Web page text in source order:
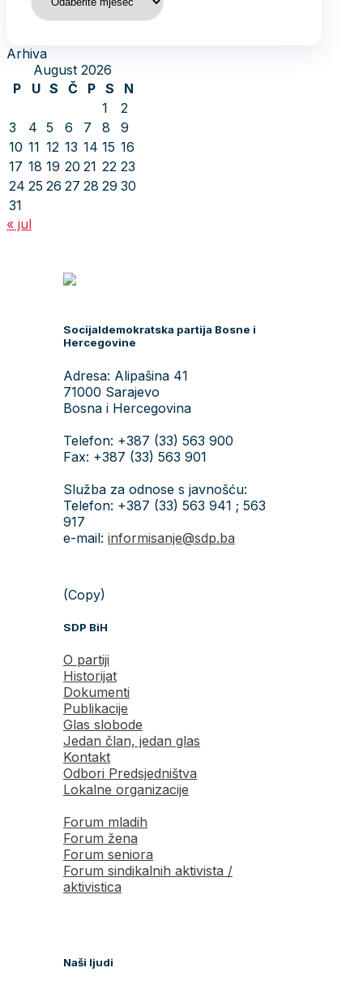
Arhiva
August 2026
P
U S Č P S
N
1
2
3
4 5 6 7 8
9
10 11 12 13 14 15 16
17 18 19 20 21 22 23
24 25 26 27 28 29 30
31
« jul
Socijaldemokratska partija Bosne i
Hercegovine
Adresa: Alipašina 41
71000 Sarajevo
Bosna i Hercegovina
Telefon: +387 (33) 563 900
Fax: +387 (33) 563 901
Služba za odnose s javnošću:
Telefon: +387 (33) 563 941 ; 563
917
e-mail: informisanje@sdp.ba
(Copy)
SDP BiH
O partiji
Historijat
Dokumenti
Publikacije
Glas slobode
Jedan član, jedan glas
Kontakt
Odbori Predsjedništva
Lokalne organizacije
Forum mladih
Forum žena
Forum seniora
Forum sindikalnih aktivista /
aktivistica
Naši ljudi